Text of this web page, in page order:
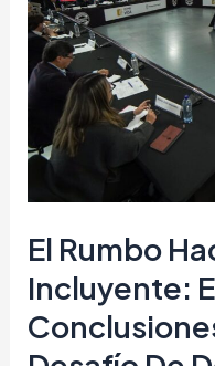
El Rumbo
Incluyente:
una
sociedad
incluyente:
estas
son
conclusiones
que
dejó
Desafío